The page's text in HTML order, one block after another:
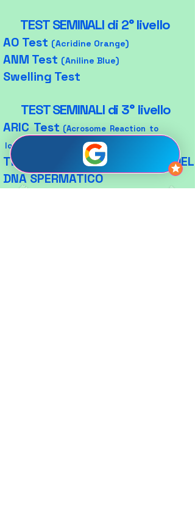
TEST SEMINALI di 2° livello
AO Test (Acridine Orange)
ANM Test (Aniline Blue)
Swelling Test
TEST SEMINALI di 3° livello
ARIC Test (Acrosome Reaction to
Ionophore Challenge Test)
TEST DI FRAMMENTAZIONE DEL
DNA SPERMATICO